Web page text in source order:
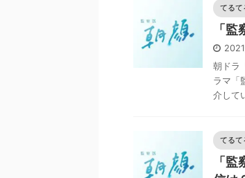
てるて
「
朝ドラ
ラマ「
介して
てるて
「